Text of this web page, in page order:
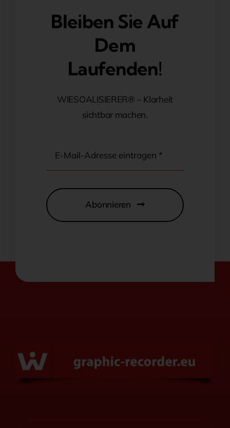
Bleiben Sie Auf
Dem
Laufenden!
WIESOALISIERER® – Klarheit
sichtbar machen.
Abonnieren